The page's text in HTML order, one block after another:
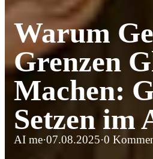
Warum
Grenzen
Machen:
Setzen im
AI me·07.08.2025·0